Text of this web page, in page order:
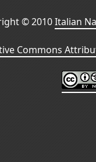
© 2010Italian
Commons